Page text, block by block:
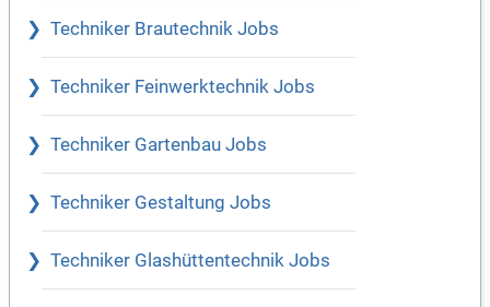
Techniker Brautechnik Jobs
Techniker Feinwerktechnik Jobs
Techniker Gartenbau Jobs
Techniker Gestaltung Jobs
Techniker Glashüttentechnik Jobs